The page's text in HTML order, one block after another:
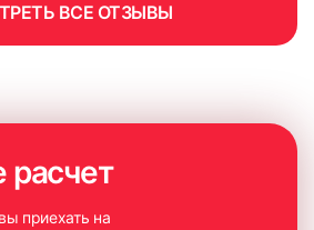
ВСЕ ОТЗЫВЫ
расчет
приехать на